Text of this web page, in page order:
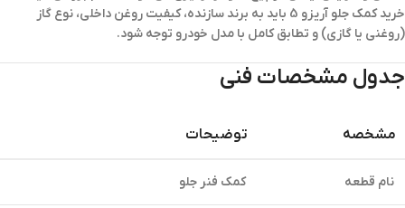
خرید کمک جلو آریزو 5
باید به برند سازنده، کیفیت روغن داخلی، نوع گاز
(روغنی یا گازی) و تطابق کامل با مدل خودرو توجه شود.
جدول مشخصات فنی
مشخصه توضیحات
نام قطعه کمک فنر جلو